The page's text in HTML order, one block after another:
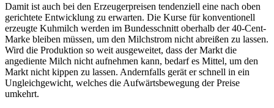
Damit ist auch bei den Erzeugerpreisen tendenziell eine nach oben
gerichtete Entwicklung zu erwarten. Die Kurse für konventionell
erzeugte Kuhmilch werden im Bundesschnitt oberhalb der 40-Cent-
Marke bleiben müssen, um den Milchstrom nicht abreißen zu lassen.
Wird die Produktion so weit ausgeweitet, dass der Markt die
angediente Milch nicht aufnehmen kann, bedarf es Mittel, um den
Markt nicht kippen zu lassen. Andernfalls gerät er schnell in ein
Ungleichgewicht, welches die Aufwärtsbewegung der Preise
umkehrt.